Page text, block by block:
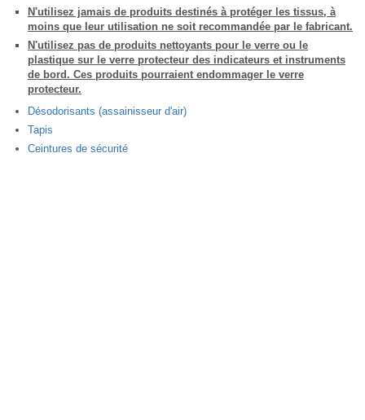
N'utilisez jamais de produits destinés à protéger les tissus, à
moins que leur utilisation ne soit recommandée par le fabricant.
N'utilisez pas de produits nettoyants pour le verre ou le
plastique sur le verre protecteur des indicateurs et instruments
de bord. Ces produits pourraient endommager le verre
protecteur.
Désodorisants (assainisseur d'air)
Tapis
Ceintures de sécurité